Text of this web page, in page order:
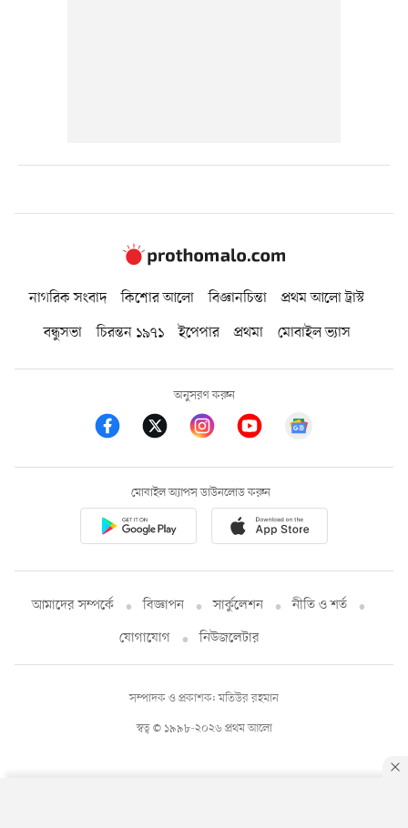
নাগরিক সংবাদ কিশোর আলো বিজ্ঞানচিন্তা
প্রথম আলো ট্রাস্ট
বন্ধুসভা
চিরন্তন ১৯৭১ ইপেপার প্রথমা মোবাইল ভ্যাস
অনুসরণ করুন
মোবাইল অ্যাপস ডাউনলোড করুন
আমাদের সম্পর্কে বিজ্ঞাপন সার্কুলেশন
নীতি ও শর্ত
যোগাযোগ
নিউজলেটার
স্বত্ব © ১৯৯৮-২০২৬ প্রথম আলো
সম্পাদক ও প্রকাশক: মতিউর রহমান